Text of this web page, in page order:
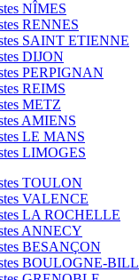
NÎMES
RENNES
SAINT ETIENNE
DIJON
PERPIGNAN
REIMS
METZ
AMIENS
LE MANS
LIMOGES
TOULON
VALENCE
LA ROCHELLE
ANNECY
BESANÇON
BOULOGNE-